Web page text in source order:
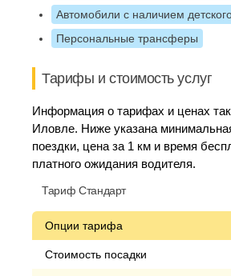
Автомобили с наличием
Персональные трансферы
Тарифы и стоимость услуг
Информация о тарифах и ценах
Иловле. Ниже указана
поездки, цена за 1 км и время
платного ожидания водителя.
Тариф Стандарт
Опции тарифа
Стоимость посадки